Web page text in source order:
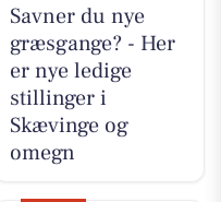
Savner du nye
græsgange? - Her
er nye ledige
stillinger i
Skævinge og
omegn